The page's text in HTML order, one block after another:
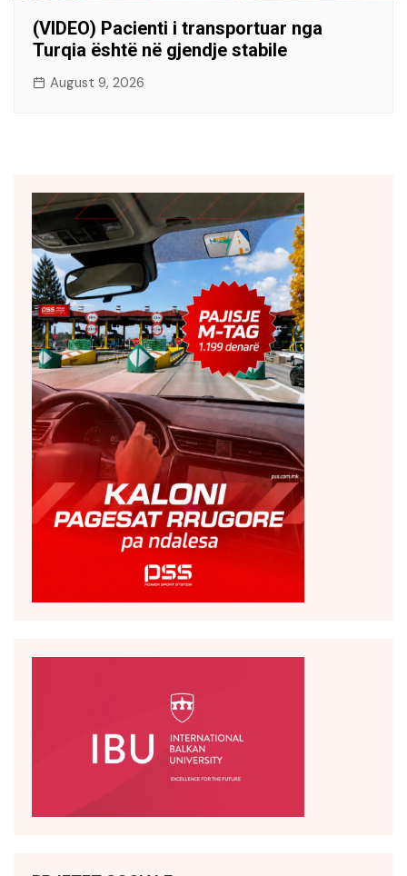
(VIDEO) Pacienti i transportuar nga
Turqia është në gjendje stabile
August 9, 2026